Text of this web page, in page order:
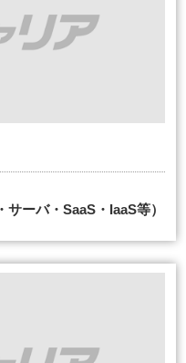
ーバ・SaaS・IaaS等）